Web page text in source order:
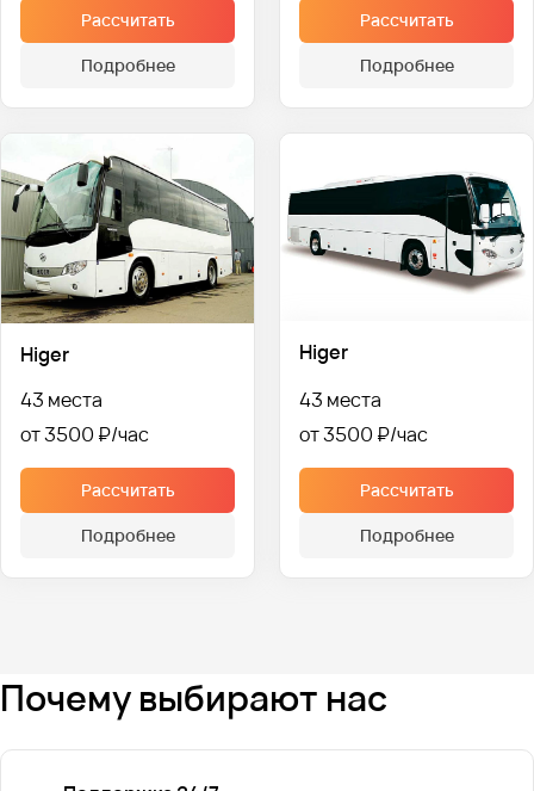
Рассчитать
Подробнее
Рассчитать
Подробнее
Higer
43 места
от 3500 ₽
Рассчитать
Подробнее
Higer
43 места
от 3500 ₽
Рассчитать
Подробнее
Почему выбирают нас